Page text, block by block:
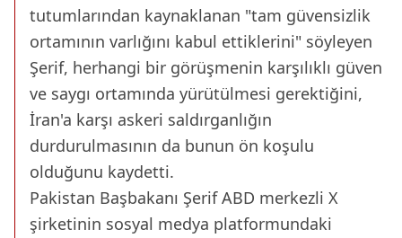
tutumlarından kaynaklanan "tam güvensizlik
ortamının varlığını kabul ettiklerini" söyleyen
Şerif, herhangi bir görüşmenin karşılıklı güven
ve saygı ortamında yürütülmesi gerektiğini,
İran'a karşı askeri saldırganlığın
durdurulmasının da bunun ön koşulu
olduğunu kaydetti.
Pakistan Başbakanı Şerif ABD merkezli X
şirketinin sosyal medya platformundaki